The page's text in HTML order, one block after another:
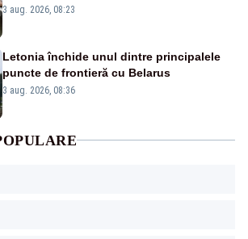
absolvenți sunt înscriși
3 aug. 2026, 08:23
Letonia închide unul dintre principalele
puncte de frontieră cu Belarus
3 aug. 2026, 08:36